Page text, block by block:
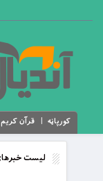
کورپاڼه قرآن کریم
لیست